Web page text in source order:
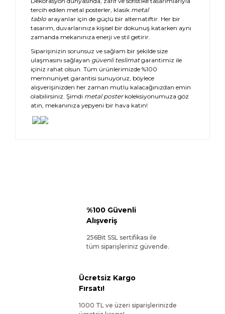
tercih edilen metal posterler, klasik metal
tablo arayanlar için de güçlü bir alternatiftir. Her bir
tasarım, duvarlarınıza kişisel bir dokunuş katarken aynı
zamanda mekanınıza enerji ve stil getirir.
Siparişinizin sorunsuz ve sağlam bir şekilde size
ulaşmasını sağlayan güvenli teslimatgarantimiz ile
içiniz rahat olsun. Tüm ürünlerimizde %100
memnuniyet garantisi sunuyoruz, böylece
alışverişinizden her zaman mutlu kalacağınızdan emin
olabilirsiniz. Şimdi metal posterkoleksiyonumuza göz
atın, mekanınıza yepyeni bir hava katın!
%100 Güvenli
Alışveriş
256Bit SSL sertifikası ile
tüm siparişleriniz güvende.
Ücretsiz Kargo
Fırsatı!
1000 TL ve üzeri siparişlerinizde